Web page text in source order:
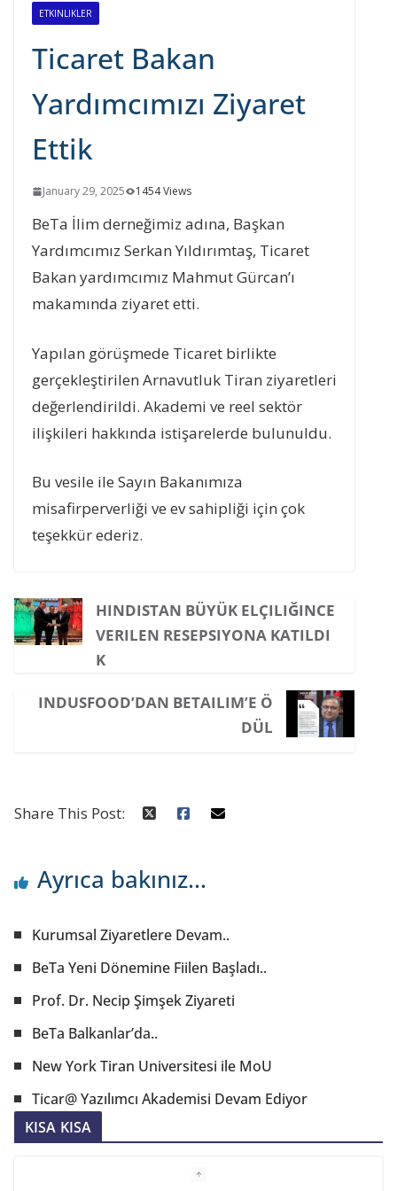
ETKINLIKLER
Ticaret Bakan
Yardımcımızı Ziyaret
Ettik
January 29, 2025 1454 Views
BeTa İlim derneğimiz adına, Başkan
Yardımcımız Serkan Yıldırımtaş, Ticaret
Bakan yardımcımız Mahmut Gürcan’ı
makamında ziyaret etti.
Yapılan görüşmede Ticaret birlikte
gerçekleştirilen Arnavutluk Tiran ziyaretleri
değerlendirildi. Akademi ve reel sektör
ilişkileri hakkında istişarelerde bulunuldu.
Bu vesile ile Sayın Bakanımıza
misafirperverliği ve ev sahipliği için çok
teşekkür ederiz.
HINDISTAN BÜYÜK ELÇILIĞINCE
VERILEN RESEPSIYONA KATILDI
K
INDUSFOOD’DAN BETAILIM’E Ö
DÜL
Share This Post:
Ayrıca bakınız...
Kurumsal Ziyaretlere Devam..
BeTa Yeni Dönemine Fiilen Başladı..
Prof. Dr. Necip Şimşek Ziyareti
BeTa Balkanlar’da..
New York Tiran Universitesi ile MoU
Ticar@ Yazılımcı Akademisi Devam Ediyor
KISA KISA